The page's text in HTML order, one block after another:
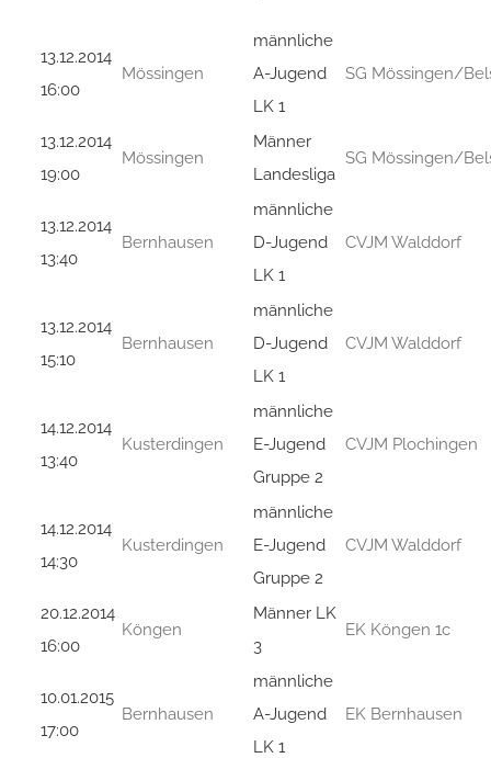
13.12.2014
16:00
Mössingen
männliche
A-Jugend
LK 1
SG Mössingen/
13.12.2014
19:00
Mössingen
Männer
Landesliga
SG Mössingen/
13.12.2014
13:40
Bernhausen
männliche
D-Jugend
LK 1
CVJM Walddorf
13.12.2014
15:10
Bernhausen
männliche
D-Jugend
LK 1
CVJM Walddorf
14.12.2014
13:40
Kusterdingen
männliche
E-Jugend
Gruppe 2
CVJM Plochingen
14.12.2014
14:30
Kusterdingen
männliche
E-Jugend
Gruppe 2
CVJM Walddorf
20.12.2014
16:00
Köngen
Männer LK
3
EK Köngen 1c
10.01.2015
17:00
Bernhausen
männliche
A-Jugend
LK 1
EK Bernhausen